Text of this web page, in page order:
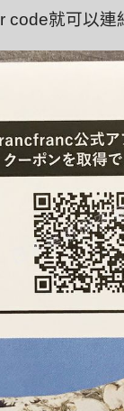
code就可以連